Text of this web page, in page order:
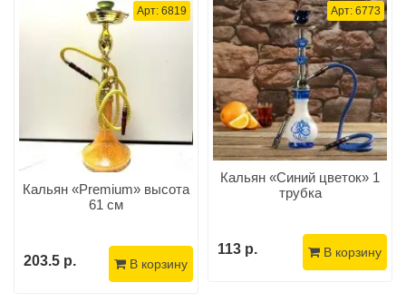
Арт: 6819
Кальян «Premium» высота
61 см
203.5 р. В корзину
Арт: 6773
Кальян «Синий цветок» 1
трубка
113 р. В корзину